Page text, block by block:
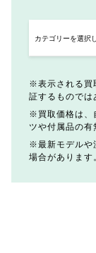
表示される買
証するものでは
買取価格は
ツや付属品の有
最新モデルや
場合があります